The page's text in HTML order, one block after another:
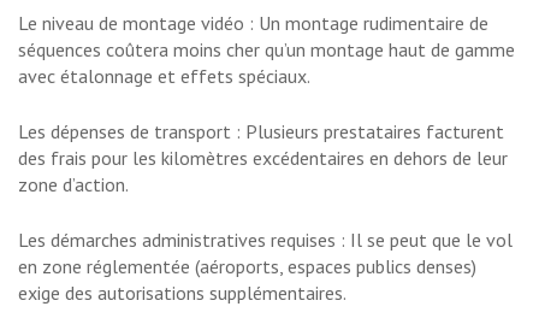
Le niveau de montage vidéo : Un montage rudimentaire de
séquences coûtera moins cher qu’un montage haut de gamme
avec étalonnage et effets spéciaux.
Les dépenses de transport : Plusieurs prestataires facturent
des frais pour les kilomètres excédentaires en dehors de leur
zone d’action.
Les démarches administratives requises : Il se peut que le vol
en zone réglementée (aéroports, espaces publics denses)
exige des autorisations supplémentaires.